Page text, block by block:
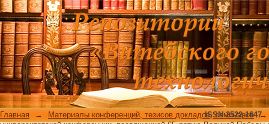
Просмотр Сборник материалов
65-летию Великой Победы
войне, 2010 г. по автору
type=author"
Главная → Материалы конференций, тезисов докладов, семинаров →
ISSN 2522-1647